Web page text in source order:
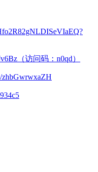
（访问码：n0qd）
zhbGwrwxaZH